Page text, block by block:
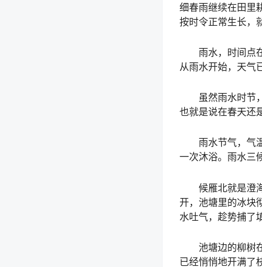
细春雨继续在田里
按时令正常生长，
雨水，时间点在
从雨水开始，天气
虽然雨水时节，
也就是说在春天还
雨水节气，气温
一次沐浴。雨水三
候雁北就是澄海
开，池塘里的冰块
水吐气，趁势捕了
池塘边的柳树在
已经悄悄地开满了